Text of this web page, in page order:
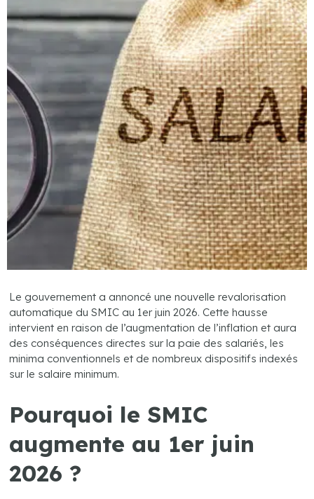
Le gouvernement a annoncé une nouvelle revalorisation
automatique du SMIC au 1er juin 2026. Cette hausse
intervient en raison de l’augmentation de l’inflation et aura
des conséquences directes sur la paie des salariés, les
minima conventionnels et de nombreux dispositifs indexés
sur le salaire minimum.
Pourquoi le SMIC
augmente au 1er juin
2026 ?